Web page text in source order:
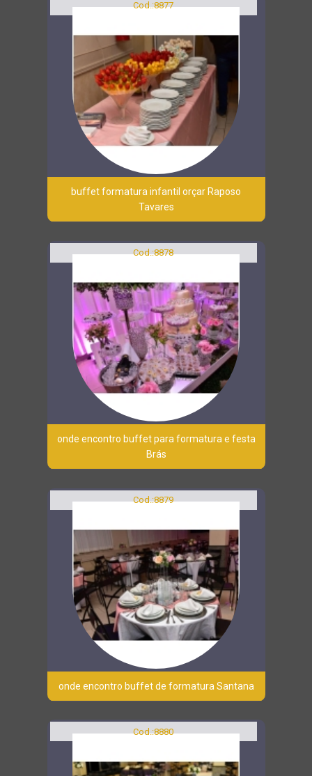
Cod.:8877
buffet formatura infantil orçar Raposo
Tavares
Cod.:8878
onde encontro buffet para formatura e festa
Brás
Cod.:8879
onde encontro buffet de formatura Santana
Cod.:8880